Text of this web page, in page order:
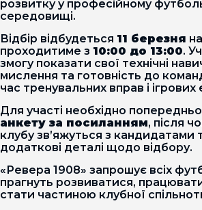
розвитку у професійному
середовищі.
Відбір відбудеться 11 березня
проходитиме з 10:00 до 13:00.
змогу показати свої технічні
мислення та готовність до
час тренувальних вправ і ігрових
Для участі необхідно попередньо
анкету за посиланням, після
клубу зв’яжуться з кандидатами
додаткові деталі щодо відбору.
«Ревера 1908» запрошує всіх
прагнуть розвиватися,
стати частиною клубної